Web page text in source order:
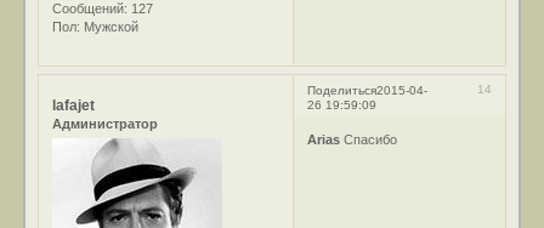
Сообщений: 127
Пол: Мужской
Поделиться 14
2015-04-
26 19:59:09
lafajet
Администратор
Arias Спасибо